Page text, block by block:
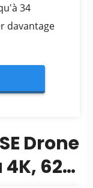
34
davantage
Drone
62